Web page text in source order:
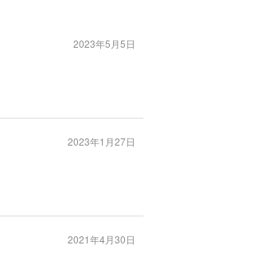
2023年5月5日
2023年1月27日
2021年4月30日